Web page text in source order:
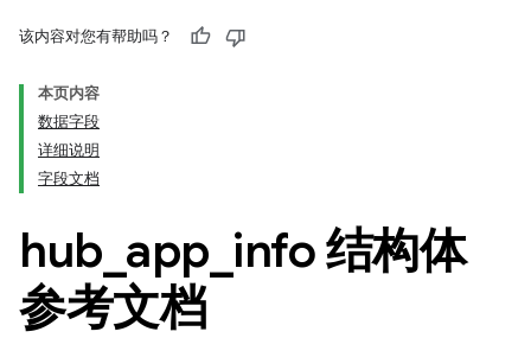
该内容对您有帮助吗？
本页内容
数据字段
详细说明
字段文档
hub app info 结构体
参考文档